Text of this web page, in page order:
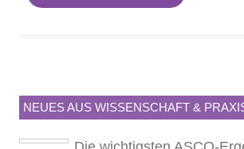
NEUES AUS WISSENSCHAFT &